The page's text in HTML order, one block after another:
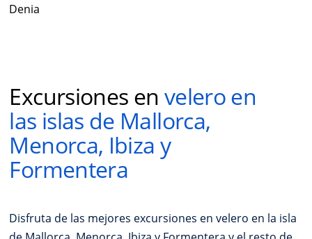
Denia
Excursiones en velero en
las islas de Mallorca,
Menorca, Ibiza y
Formentera
Disfruta de las mejores excursiones en velero en la isla